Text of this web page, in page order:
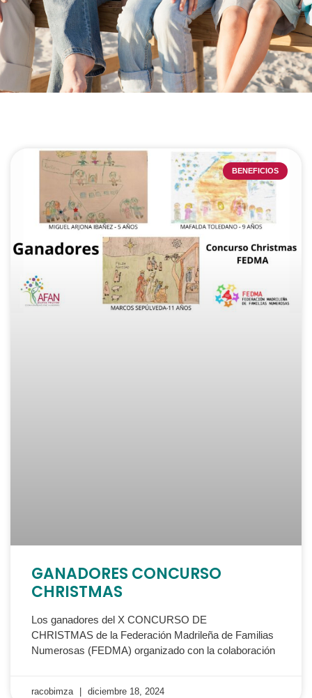
BENEFICIOS
GANADORES CONCURSO
CHRISTMAS
Los ganadores del X CONCURSO DE
CHRISTMAS de la Federación Madrileña de Familias
Numerosas (FEDMA) organizado con la colaboración
racobimza diciembre 18, 2024